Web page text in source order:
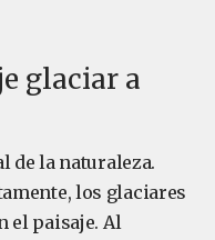
glaciar a
de la naturaleza.
los glaciares
el paisaje. Al